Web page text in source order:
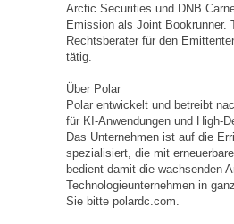
Arctic Securities und DNB
Emission als Joint Bookrunner.
Rechtsberater für den
tätig.
Über Polar
Polar entwickelt und betreibt
für KI-Anwendungen und High-
Das Unternehmen ist auf die
spezialisiert, die mit
bedient damit die wachsenden
Technologieunternehmen in
Sie bitte polardc.com.